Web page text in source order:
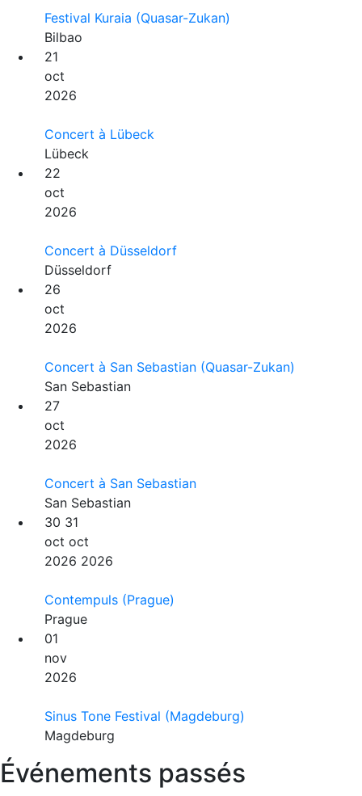
Festival Kuraia (Quasar-Zukan)
Bilbao
21
oct
2026
Concert à Lübeck
Lübeck
22
oct
2026
Concert à Düsseldorf
Düsseldorf
26
oct
2026
Concert à San Sebastian (Quasar-Zukan)
San Sebastian
27
oct
2026
Concert à San Sebastian
San Sebastian
30 31
oct oct
2026 2026
Contempuls (Prague)
Prague
01
nov
2026
Sinus Tone Festival (Magdeburg)
Magdeburg
Événements passés